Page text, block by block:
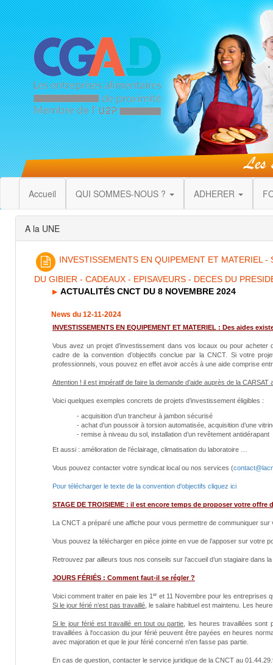
Accueil QUI SOMMES-NOUS ? ADHERER
A la UNE
INVESTISSEMENTS EN QUIPEMENT ET MATERIEL
DU GIBIER - CADEAUX - EPISAVEURS - DECES DU
ACTUALITÉS CNCT DU 8 NOVEMBRE 2024
News du 12-11-2024
INVESTISSEMENTS EN EQUIPEMENT ET MATERIEL : Des aides
Vous avez un projet d’investissement dans vos locaux ou pour
cadre de la convention d’objectifs conclue par la CNCT. Si votre
professionnels, vous pouvez en effet avoir accès à une aide comprise
Attention ! il est impératif de faire la demande d’aide auprès de la
Voici quelques exemples concrets de projets d’investissement éligibles :
- acquisition d’un trancheur à jambon sécurisé
- achat d’un poussoir à torsion automatisée, acquisition d’une
- remise à niveau du sol, installation d’un revêtement antidérapant
Et aussi : amélioration de l’éclairage, climatisation du laboratoire …
Vous pouvez contacter votre syndicat local ou nos services (
Pour télécharger le texte de la convention d'objectifs cliquez ici
STAGE DE TROISIEME : il est encore temps de proposer votre offre
La CNCT a préparé une affiche pour vous permettre de communiquer
Vous pouvez la télécharger en pièce jointe en vue de l’apposer sur votre
Retrouvez par ailleurs tous nos conseils sur l’accueil d’un stagiaire dans
JOURS FÉRIÉS : Comment faut-il se régler ?
Voici comment traiter en paie les 1 er et 11 Novembre pour les entreprises
Si le jour férié n’est pas travaillé , le salaire habituel est maintenu. Les
Si le jour férié est travaillé en tout ou partie , les heures travaillées
travaillées à l'occasion du jour férié peuvent être payées en heures
avec majoration et que le jour férié concerné n'en fasse pas partie.
En cas de question, contacter le service juridique de la CNCT au